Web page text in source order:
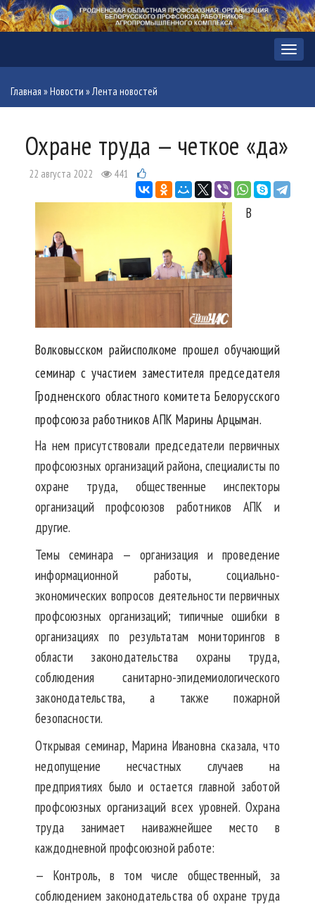
Меню
Главная »Новости »Лента новостей
Охране труда — четкое «да»
22 августа 2022 441
В
Волковысском райисполкоме прошел обучающий
семинар с участием заместителя председателя
Гродненского областного комитета Белорусского
профсоюза работников АПК Марины Арцыман.
На нем присутствовали председатели первичных
профсоюзных организаций района, специалисты по
охране труда, общественные инспекторы
организаций профсоюзов работников АПК и
другие.
Темы семинара — организация и проведение
информационной работы, социально-
экономических вопросов деятельности первичных
профсоюзных организаций; типичные ошибки в
организациях по результатам мониторингов в
области законодательства охраны труда,
соблюдения санитарно-эпидемиологического
законодательства, а также пожарной
безопасности.
Открывая семинар, Марина Ивановна сказала, что
недопущение несчастных случаев на
предприятиях было и остается главной заботой
профсоюзных организаций всех уровней. Охрана
труда занимает наиважнейшее место в
каждодневной профсоюзной работе:
— Контроль, в том числе общественный, за
соблюдением законодательства об охране труда